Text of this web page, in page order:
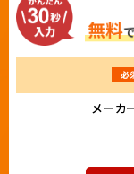
必
メーカ